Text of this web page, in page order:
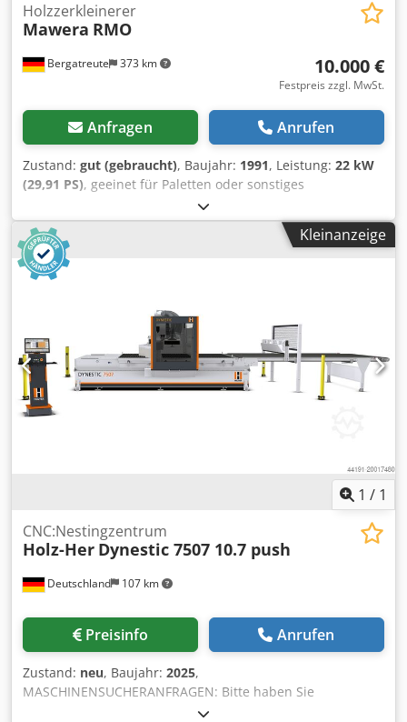
Bergatreute 373 km
Holzzerkleinerer
Mawera RMO
10.000 €
Festpreis zzgl. MwSt.
Anfragen Anrufen
Zustand: gut (gebraucht), Baujahr: 1991, Leistung: 22 kW
(29,91 PS), geeinet für Paletten oder sonstiges
Restmaterial Dodpfx Ajt Tvk Aeltsck Rotorbreite =
Arbeitsbreite 98 cm 22 kw Motor mit Austragschnecke
Kleinanzeige
1 / 1
Deutschland 107 km
CNC:Nestingzentrum
Holz-Her Dynestic 7507 10.7 push
Preisinfo Anrufen
Zustand: neu, Baujahr: 2025,
MASCHINENSUCHERANFRAGEN: Bitte haben Sie
Verständnis dafür, dass wir diese Neumaschine nicht